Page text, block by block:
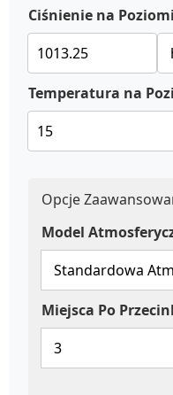
Ciśnienie na
Temperatura na
Opcje
Model
Miejsca Po